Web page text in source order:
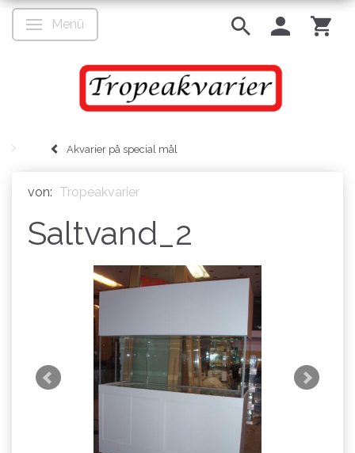
Anzeige ändern
Menü
Akvarier på special mål
von: Tropeakvarier
Saltvand_2